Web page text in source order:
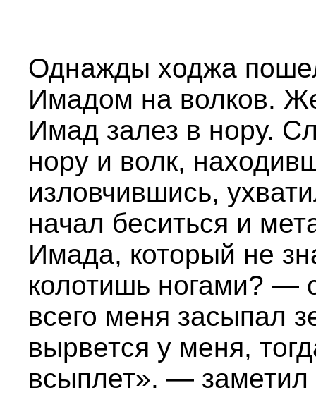
Однажды ходжа
Имадом на волков.
Имад залез в нору.
нору и волк,
изловчившись,
начал беситься и
Имада, который не
колотишь ногами? —
всего меня засыпал
вырвется у меня,
всыплет». —